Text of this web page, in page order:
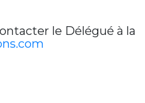
le Délégué à la